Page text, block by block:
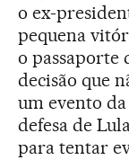
o ex-
pequena
o passaporte
decisão que
um evento
defesa de
para tentar